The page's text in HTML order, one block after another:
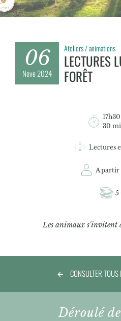
06
Nove2024
Ateliers / animations
LECTURES
FORÊT
17h30
30
Lectures
A partir
5
Les animaux s'invitent
CONSULTER
Déroulé